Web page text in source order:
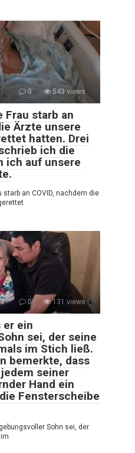
0 543 views
Frau starb an
Ärzte unsere
hatten. Drei
ich die
ich auf unsere
starb an COVID, nachdem die
0 131 views
er ein
sei, der seine
im Stich ließ.
bemerkte, dass
seiner
Hand ein
Fensterscheibe
Sohn sei, der